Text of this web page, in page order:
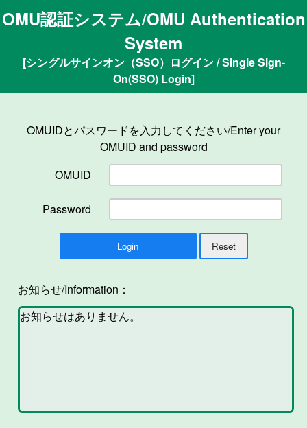
OMU認証システム/OMU Authentication
System
[シングルサインオン（SSO）ログイン / Single Sign-
On(SSO) Login]
OMUIDとパスワードを入力してください/Enter your
OMUID and password
OMUID
Password
お知らせ/Information：